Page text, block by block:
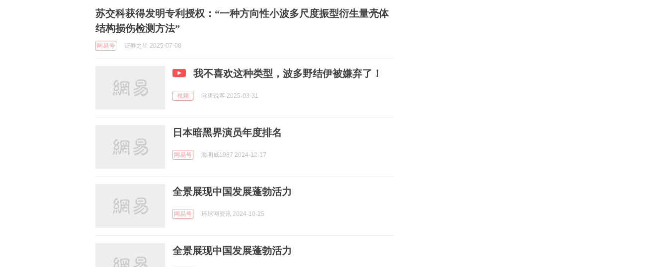
苏交科获得发明专利授权：“一种方向性小波多尺度振型衍生量壳体
结构损伤检测方法”
网易号 证券之星 2025-07-08
我不喜欢这种类型，波多野结伊被嫌弃了！
视频 湫唐说客 2025-03-31
日本暗黑界演员年度排名
网易号 海明威1987 2024-12-17
全景展现中国发展蓬勃活力
网易号 环球网资讯 2024-10-25
全景展现中国发展蓬勃活力